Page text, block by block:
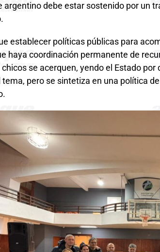
argentino debe estar sostenido por un
establecer políticas públicas para
haya coordinación permanente de
se acerquen, yendo el Estado
tema, pero se sintetiza en una política